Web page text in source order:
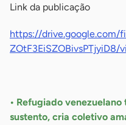
Link da publicação
https://drive.google.com/
ZOtF3EiSZOBivsPTjyiD8/
• Refugiado
sustento, cria coletivo